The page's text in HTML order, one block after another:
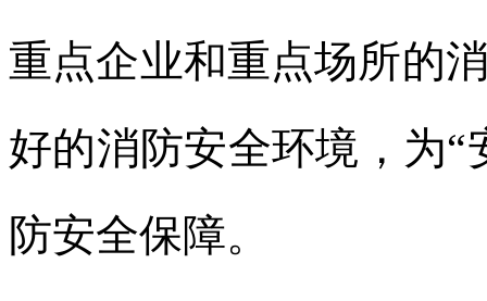
重点企业和重点场所的
好的消防安全环境，为
防安全保障。